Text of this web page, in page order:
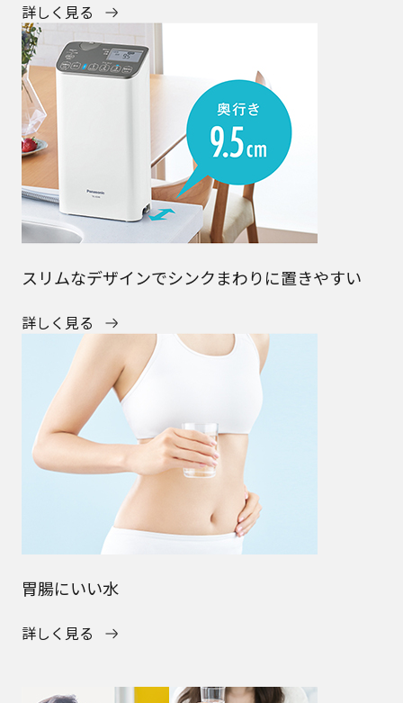
詳しく見る
スリムなデザインでシンクまわりに置きやすい
詳しく見る
胃腸にいい水
詳しく見る